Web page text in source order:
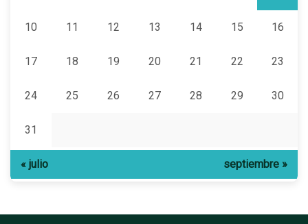
10 11 12 13 14 15 16
17 18 19 20 21 22 23
24 25 26 27 28 29 30
31
« julio septiembre »